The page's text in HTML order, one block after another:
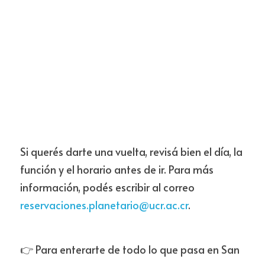
Si querés darte una vuelta, revisá bien el día, la
función y el horario antes de ir. Para más
reservaciones.planetario@ucr.ac.cr.
👉 Para enterarte de todo lo que pasa en San